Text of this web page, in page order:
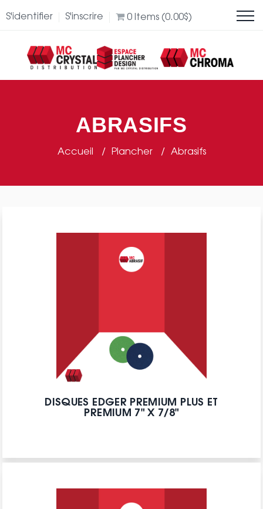
S'identifier S'inscrire 0 Items (0.00$)
ABRASIFS
Accueil Plancher Abrasifs
DISQUES EDGER PREMIUM PLUS ET
PREMIUM 7" X 7/8"